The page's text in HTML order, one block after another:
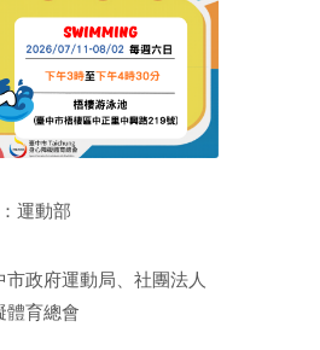
運動部
政府運動局、社團法人
體育總會